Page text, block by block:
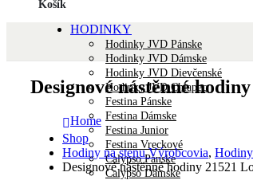
Košík
HODINKY
Hodinky JVD Pánske
Hodinky JVD Dámske
Hodinky JVD Dievčenské
Hodinky JVD Chlapec
Festina Pánske
Festina Dámske
Festina Junior
Festina Vreckové
Calypso Pánske
Calypso Dámske
Designové nástěnné
Home
Shop
Hodiny na stenu Výrobcovia,
Designové nástěnné hodiny 21521